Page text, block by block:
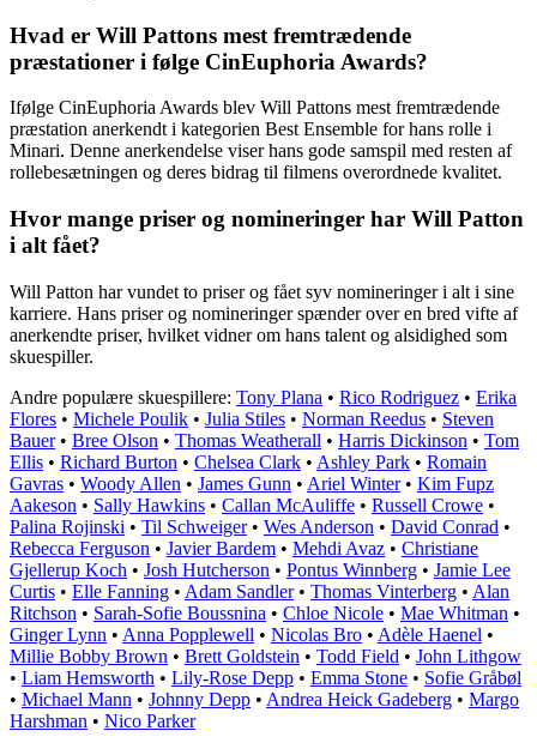
Hvad er Will Pattons mest fremtrædende
præstationer i følge CinEuphoria Awards?
Ifølge CinEuphoria Awards blev Will Pattons mest fremtrædende
præstation anerkendt i kategorien Best Ensemble for hans rolle i
Minari. Denne anerkendelse viser hans gode samspil med resten af
rollebesætningen og deres bidrag til filmens overordnede kvalitet.
Hvor mange priser og nomineringer har Will Patton
i alt fået?
Will Patton har vundet to priser og fået syv nomineringer i alt i sine
karriere. Hans priser og nomineringer spænder over en bred vifte af
anerkendte priser, hvilket vidner om hans talent og alsidighed som
skuespiller.
Andre populære skuespillere: Tony Plana • Rico Rodriguez • Erika
Flores • Michele Poulik • Julia Stiles • Norman Reedus • Steven
Bauer• Bree Olson • Thomas Weatherall • Harris Dickinson • Tom
Ellis • Richard Burton • Chelsea Clark • Ashley Park • Romain
Gavras • Woody Allen • James Gunn • Ariel Winter• Kim Fupz
Aakeson • Sally Hawkins • Callan McAuliffe • Russell Crowe •
Palina Rojinski • Til Schweiger• Wes Anderson • David Conrad •
Rebecca Ferguson • Javier Bardem • Mehdi Avaz • Christiane
Gjellerup Koch • Josh Hutcherson • Pontus Winnberg • Jamie Lee
Curtis • Elle Fanning • Adam Sandler• Thomas Vinterberg • Alan
Ritchson • Sarah-Sofie Boussnina • Chloe Nicole • Mae Whitman •
Ginger Lynn • Anna Popplewell • Nicolas Bro • Adèle Haenel •
Millie Bobby Brown • Brett Goldstein • Todd Field • John Lithgow
• Liam Hemsworth • Lily-Rose Depp • Emma Stone • Sofie Gråbøl
• Michael Mann • Johnny Depp • Andrea Heick Gadeberg • Margo
Harshman • Nico Parker